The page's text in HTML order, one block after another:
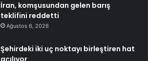
İran, komşusundan gelen barış
teklifini reddetti
Ağustos 6, 2026
Şehirdeki iki uç noktayı birleştiren hat